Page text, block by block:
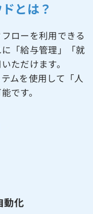
とは？
ローを利用できる
「給与管理」「就
ただけます。
ムを使用して「人
です。
動化